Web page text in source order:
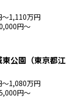
〜1,110万円
円〜
公園（東京都江
〜1,080万円
円〜